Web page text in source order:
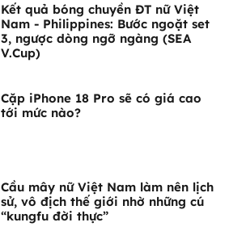
Kết quả bóng chuyền ĐT nữ Việt
Nam - Philippines: Bước ngoặt set
3, ngược dòng ngỡ ngàng (SEA
V.Cup)
Cặp iPhone 18 Pro sẽ có giá cao
tới mức nào?
Cầu mây nữ Việt Nam làm nên lịch
sử, vô địch thế giới nhờ những cú
“kungfu đời thực”